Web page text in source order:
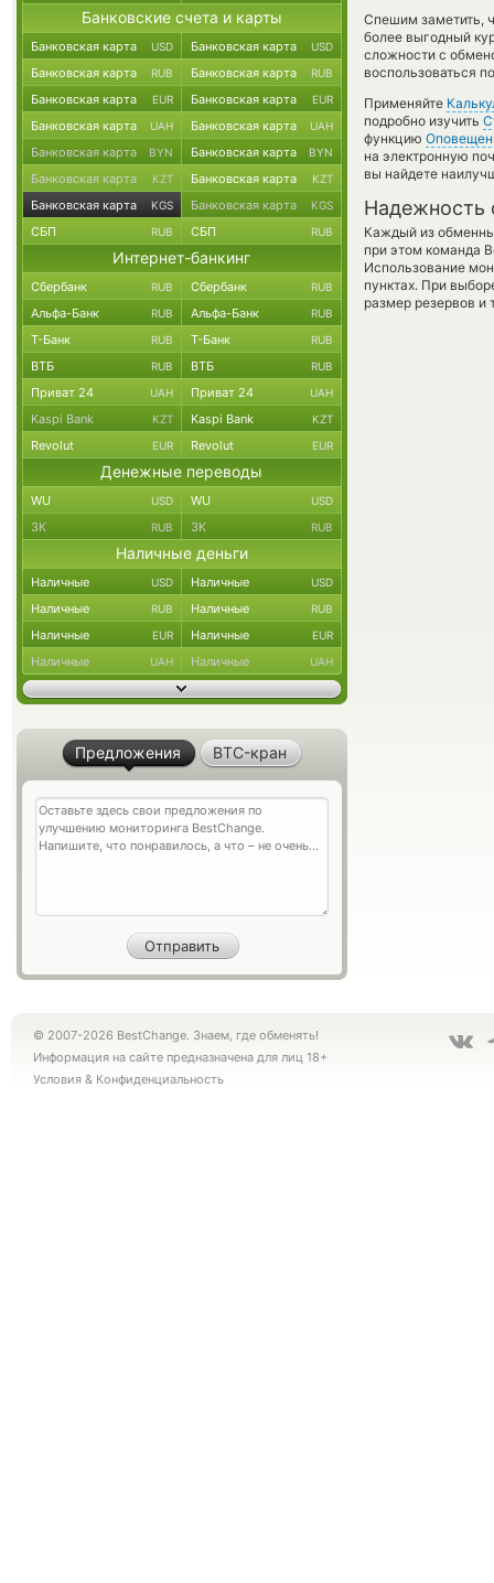
Спешим заметить,
более выгодный
сложности с
воспользоваться
Применяйте
подробно изучить
функцию
на электронную
вы найдете
Надежность
Каждый из
при этом команда
Использование
пунктах. При
размер резервов и
Банковские счета и карты
Банковская карта USD Банковская карта USD
Банковская карта RUB Банковская карта RUB
Банковская карта EUR Банковская карта EUR
Банковская карта UAH Банковская карта UAH
Банковская карта BYN Банковская карта BYN
Банковская карта KZT Банковская карта KZT
Банковская карта KGS Банковская карта KGS
СБП RUB СБП RUB
Интернет-банкинг
Сбербанк RUB Сбербанк RUB
Альфа-Банк RUB Альфа-Банк RUB
Т-Банк RUB Т-Банк RUB
ВТБ RUB ВТБ RUB
Приват 24 UAH Приват 24 UAH
Kaspi Bank KZT Kaspi Bank KZT
Revolut EUR Revolut EUR
Денежные переводы
WU USD WU USD
ЗК RUB ЗК RUB
Наличные деньги
Наличные USD Наличные USD
Наличные RUB Наличные RUB
Наличные EUR Наличные EUR
Наличные UAH Наличные UAH
Предложения BTC-кран
© 2007-2026 BestChange. Знаем, где обменять!
Информация на сайте предназначена для лиц 18+
Условия & Конфиденциальность